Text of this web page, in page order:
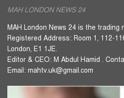
MAH LONDON NEWS 24
MAH London News 24 is the trading
Registered Address: Room 1, 112-
London, E1 1JE.
Editor & CEO: M Abdul Hamid .
Email: mahtv.uk@gmail.com